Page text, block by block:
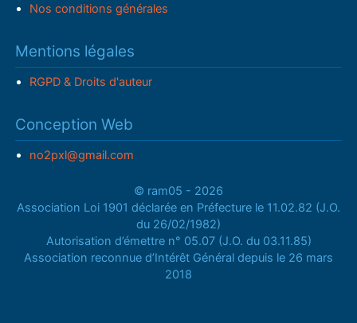
Nos conditions générales
Mentions légales
RGPD & Droits d'auteur
Conception Web
no2pxl@gmail.com
© ram05 - 2026
Association Loi 1901 déclarée en Préfecture le 11.02.82 (J.O.
du 26/02/1982)
Autorisation d’émettre n° 05.07 (J.O. du 03.11.85)
Association reconnue d’Intérêt Général depuis le 26 mars
2018